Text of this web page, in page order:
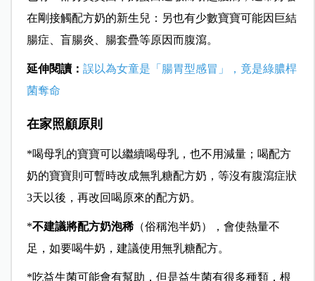
在剛接觸配方奶的新生兒：另也有少數寶寶可能因巨結
腸症、盲腸炎、腸套疊等原因而腹瀉。
延伸閱讀： 誤以為女童是「腸胃型感冒」，竟是綠膿桿
菌奪命
在家照顧原則
*喝母乳的寶寶可以繼續喝母乳，也不用減量；喝配方
奶的寶寶則可暫時改成無乳糖配方奶，等沒有腹瀉症狀
3天以後，再改回喝原來的配方奶。
*不建議將配方奶泡稀（俗稱泡半奶），會使熱量不
足，如要喝牛奶，建議使用無乳糖配方。
*吃益生菌可能會有幫助，但是益生菌有很多種類，根